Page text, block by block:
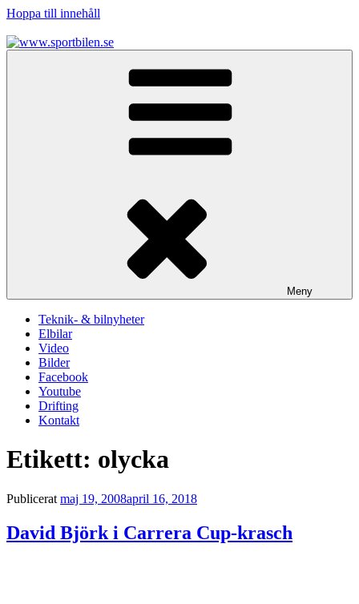
Hoppa till innehåll
Meny
Teknik- & bilnyheter
Elbilar
Video
Bilder
Facebook
Youtube
Drifting
Kontakt
Etikett: olycka
Publicerat maj 19, 2008april 16, 2018
David Björk i Carrera Cup-krasch